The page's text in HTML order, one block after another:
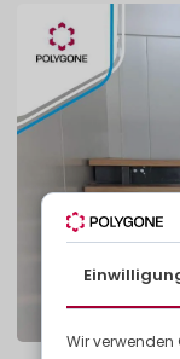
Wir verwenden